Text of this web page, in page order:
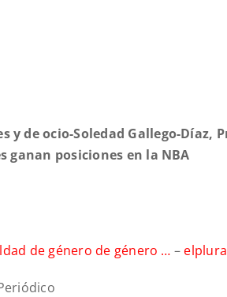
y de ocio-Soledad Gallego-Díaz,
ganan posiciones en la NBA
de género de género … –